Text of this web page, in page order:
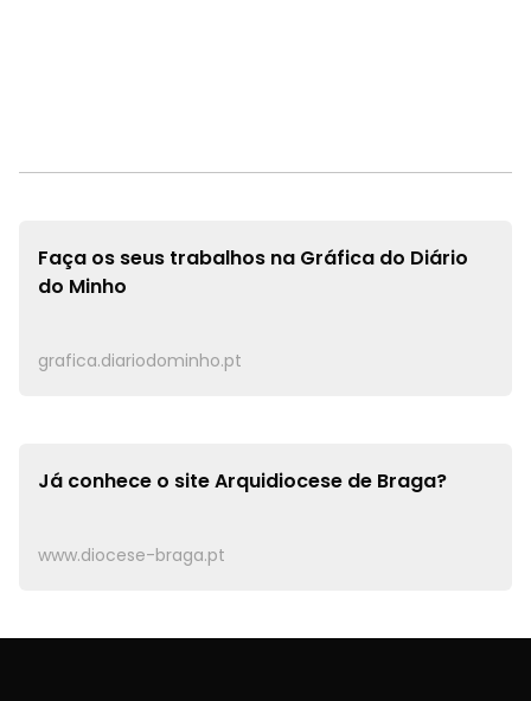
Faça os seus trabalhos na Gráfica do Diário
do Minho
grafica.diariodominho.pt
Já conhece o siteArquidiocese de Braga?
www.diocese-braga.pt